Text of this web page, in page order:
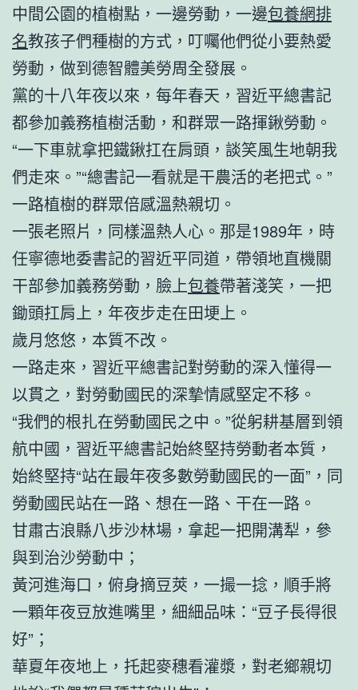
中間公園的植樹點，一邊勞動，一邊包養網排
名教孩子們種樹的方式，叮囑他們從小要熱愛
勞動，做到德智體美勞周全發展。
黨的十八年夜以來，每年春天，習近平總書記
都參加義務植樹活動，和群眾一路揮鍬勞動。
“一下車就拿把鐵鍬扛在肩頭，談笑風生地朝我
們走來。”“總書記一看就是干農活的老把式。”
一路植樹的群眾倍感溫熱親切。
一張老照片，同樣溫熱人心。那是1989年，時
任寧德地委書記的習近平同道，帶領地直機關
干部參加義務勞動，臉上包養帶著淺笑，一把
鋤頭扛肩上，年夜步走在田埂上。
歲月悠悠，本質不改。
一路走來，習近平總書記對勞動的深入懂得一
以貫之，對勞動國民的深摯情感堅定不移。
“我們的根扎在勞動國民之中。”從躬耕基層到領
航中國，習近平總書記始終堅持勞動者本質，
始終堅持“站在最年夜多數勞動國民的一面”，同
勞動國民站在一路、想在一路、干在一路。
甘肅古浪縣八步沙林場，拿起一把開溝犁，參
與到治沙勞動中；
黃河進海口，俯身摘豆莢，一撮一捻，順手將
一顆年夜豆放進嘴里，細細品味：“豆子長得很
好”；
華夏年夜地上，托起麥穗看灌漿，對老鄉親切